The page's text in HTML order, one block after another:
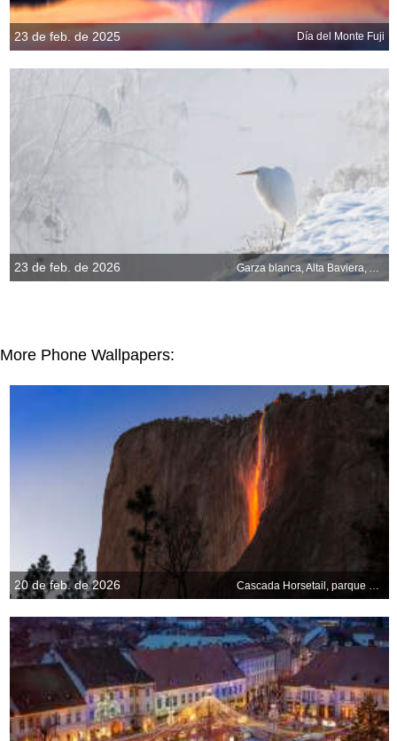
23 de feb. de 2025 Día del Monte Fuji
23 de feb. de 2026 Garza blanca, Alta Baviera, Alemania
More Phone Wallpapers:
20 de feb. de 2026